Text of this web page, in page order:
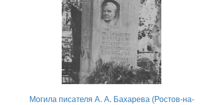
Могила писателя А. А. Бахарева (Ростов-на-